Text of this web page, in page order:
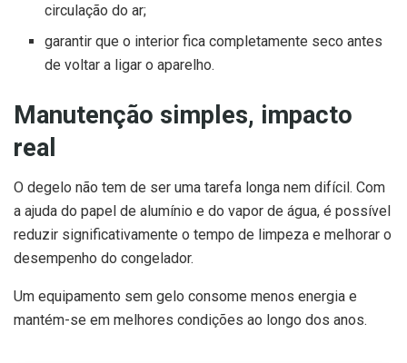
circulação do ar;
garantir que o interior fica completamente seco antes
de voltar a ligar o aparelho.
Manutenção simples, impacto
real
O degelo não tem de ser uma tarefa longa nem difícil. Com
a ajuda do papel de alumínio e do vapor de água, é possível
reduzir significativamente o tempo de limpeza e melhorar o
desempenho do congelador.
Um equipamento sem gelo consome menos energia e
mantém-se em melhores condições ao longo dos anos.